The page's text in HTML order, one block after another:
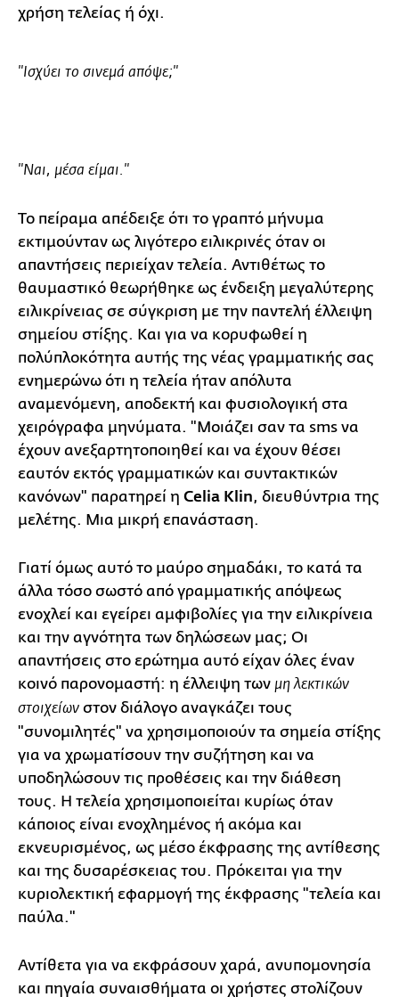
χρήση τελείας ή όχι.
"Ισχύει το σινεμά απόψε;"
"Ναι, μέσα είμαι."
Το πείραμα απέδειξε ότι το γραπτό μήνυμα
εκτιμούνταν ως λιγότερο ειλικρινές όταν οι
απαντήσεις περιείχαν τελεία. Αντιθέτως το
θαυμαστικό θεωρήθηκε ως ένδειξη μεγαλύτερης
ειλικρίνειας σε σύγκριση με την παντελή έλλειψη
σημείου στίξης. Και για να κορυφωθεί η
πολύπλοκότητα αυτής της νέας γραμματικής σας
ενημερώνω ότι η τελεία ήταν απόλυτα
αναμενόμενη, αποδεκτή και φυσιολογική στα
χειρόγραφα μηνύματα. "Μοιάζει σαν τα sms να
έχουν ανεξαρτητοποιηθεί και να έχουν θέσει
εαυτόν εκτός γραμματικών και συντακτικών
κανόνων" παρατηρεί η Celia Klin, διευθύντρια της
μελέτης. Μια μικρή επανάσταση.
Γιατί όμως αυτό το μαύρο σημαδάκι, το κατά τα
άλλα τόσο σωστό από γραμματικής απόψεως
ενοχλεί και εγείρει αμφιβολίες για την ειλικρίνεια
και την αγνότητα των δηλώσεων μας; Οι
απαντήσεις στο ερώτημα αυτό είχαν όλες έναν
κοινό παρονομαστή: η έλλειψη των μη λεκτικών
στοιχείων στον διάλογο αναγκάζει τους
"συνομιλητές" να χρησιμοποιούν τα σημεία στίξης
για να χρωματίσουν την συζήτηση και να
υποδηλώσουν τις προθέσεις και την διάθεση
τους. Η τελεία χρησιμοποιείται κυρίως όταν
κάποιος είναι ενοχλημένος ή ακόμα και
εκνευρισμένος, ως μέσο έκφρασης της αντίθεσης
και της δυσαρέσκειας του. Πρόκειται για την
κυριολεκτική εφαρμογή της έκφρασης "τελεία και
παύλα."
Αντίθετα για να εκφράσουν χαρά, ανυπομονησία
και πηγαία συναισθήματα οι χρήστες στολίζουν